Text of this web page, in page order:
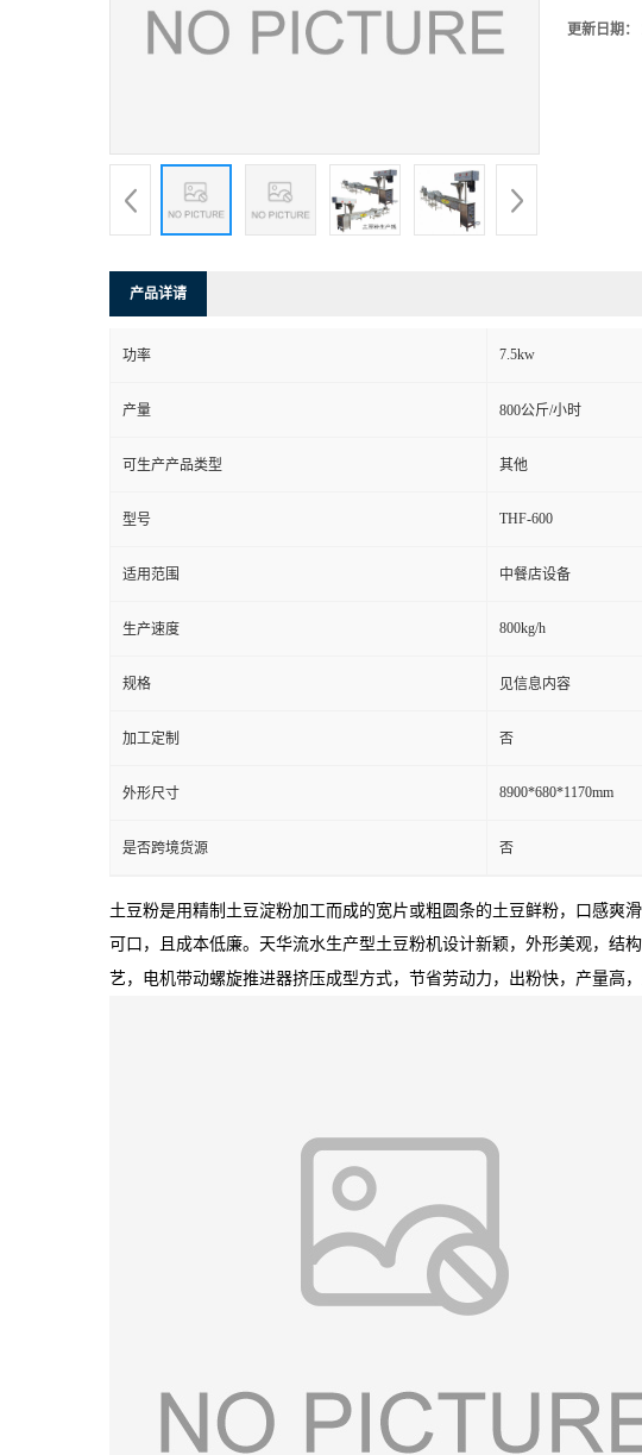
更新日期：
产品详请
功率 7.5kw
产量 800公斤/小时
可生产产品类型 其他
型号 THF-600
适用范围 中餐店设备
生产速度 800kg/h
规格 见信息内容
加工定制 否
外形尺寸 8900*680*1170mm
是否跨境货源 否
土豆粉是用精制土豆淀粉加工而成的宽片或粗圆条的土豆鲜粉，口感爽
可口，且成本低廉。天华流水生产型土豆粉机设计新颖，外形美观，结
艺，电机带动螺旋推进器挤压成型方式，节省劳动力，出粉快，产量高